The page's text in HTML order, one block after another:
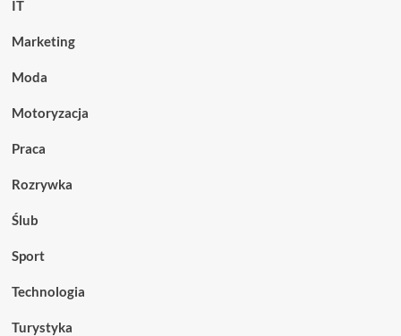
IT
Marketing
Moda
Motoryzacja
Praca
Rozrywka
Ślub
Sport
Technologia
Turystyka